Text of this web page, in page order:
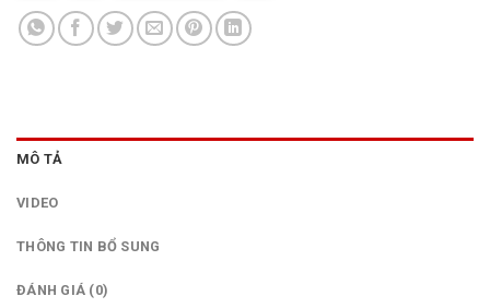
MÔ TẢ
VIDEO
THÔNG TIN BỔ SUNG
ĐÁNH GIÁ (0)